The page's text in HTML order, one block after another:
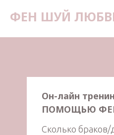
ФЕН ШУЙ
Он-лайн
ПОМОЩЬЮ
Сколько